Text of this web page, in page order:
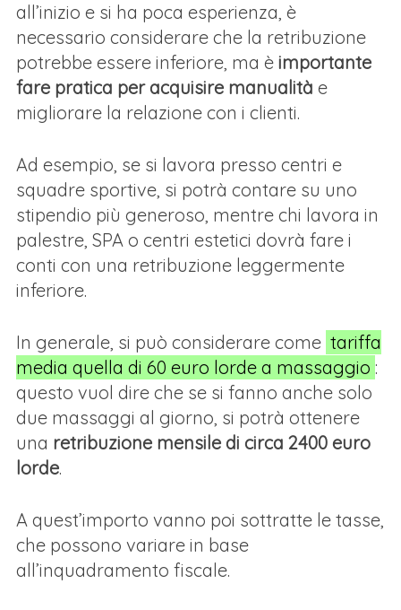
all’inizio e si ha poca esperienza, è
necessario considerare che la retribuzione
potrebbe essere inferiore, ma è importante
fare pratica per acquisire manualità e
migliorare la relazione con i clienti.
Ad esempio, se si lavora presso centri e
squadre sportive, si potrà contare su uno
stipendio più generoso, mentre chi lavora in
palestre, SPA o centri estetici dovrà fare i
conti con una retribuzione leggermente
inferiore.
In generale, si può considerare come tariffa
media quella di 60 euro lorde a massaggio :
questo vuol dire che se si fanno anche solo
due massaggi al giorno, si potrà ottenere
una retribuzione mensile di circa 2400 euro
lorde.
A quest’importo vanno poi sottratte le tasse,
che possono variare in base
all’inquadramento fiscale.